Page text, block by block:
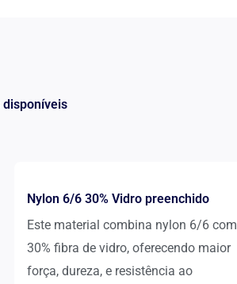
Nylon 6/6 30% Vidro preenchido
Este material combina nylon 6/6 com
30% fibra de vidro, oferecendo maior
força, dureza, e resistência ao